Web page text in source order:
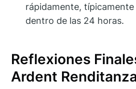
rápidamente,
dentro de las 24 horas.
Reflexiones
Ardent